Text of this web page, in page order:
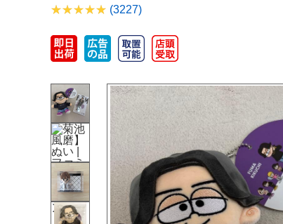
(3227)